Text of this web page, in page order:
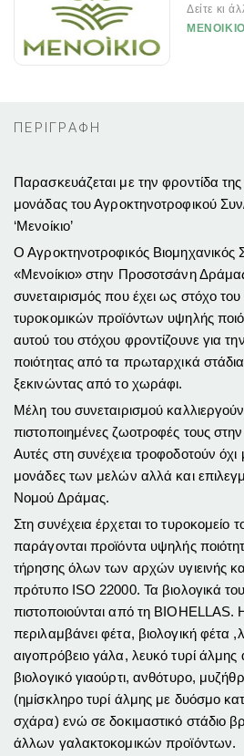
Δείτε κι
ΜΕΝΟΙΚΙΟ
ΠΕΡΙΓΡΑΦΗ
Παρασκευάζεται με την φροντίδα
μονάδας τουΑγροκτηνοτροφικού
‘Μενοίκιο’
Ο Αγροκτηνοτροφικός Βιομηχανικός
«Μενοίκιο» στην Προσοτσάνη
συνεταιρισμός που έχει ως στόχο του
τυροκομικών προϊόντων υψηλής
αυτού του στόχου φροντίζουνε για
ποιότητας από τα πρωταρχικά
ξεκινώντας από το χωράφι.
Μέλη του συνεταιρισμού καλλιεργούν
πιστοποιημένες ζωοτροφές τους
Αυτές στη συνέχεια τροφοδοτούν όχι
μονάδες των μελών αλλά και
Νομού Δράμας.
Στη συνέχεια έρχεται το τυροκομείο
παράγονται προϊόντα υψηλής
τήρησης όλων των αρχών υγιεινής
πρότυπο ISO 22000. Τα βιολογικά
πιστοποιούνται από τη
περιλαμβάνει φέτα, βιολογική φέτα
αιγοπρόβειο γάλα, λευκό τυρί άλμης
βιολογικό γιαούρτι, ανθότυρο,
(ημίσκληρο τυρί άλμης με δυόσμο
σχάρα) ενώ σε δοκιμαστικό στάδιο
άλλων γαλακτοκομικών προϊόντων.